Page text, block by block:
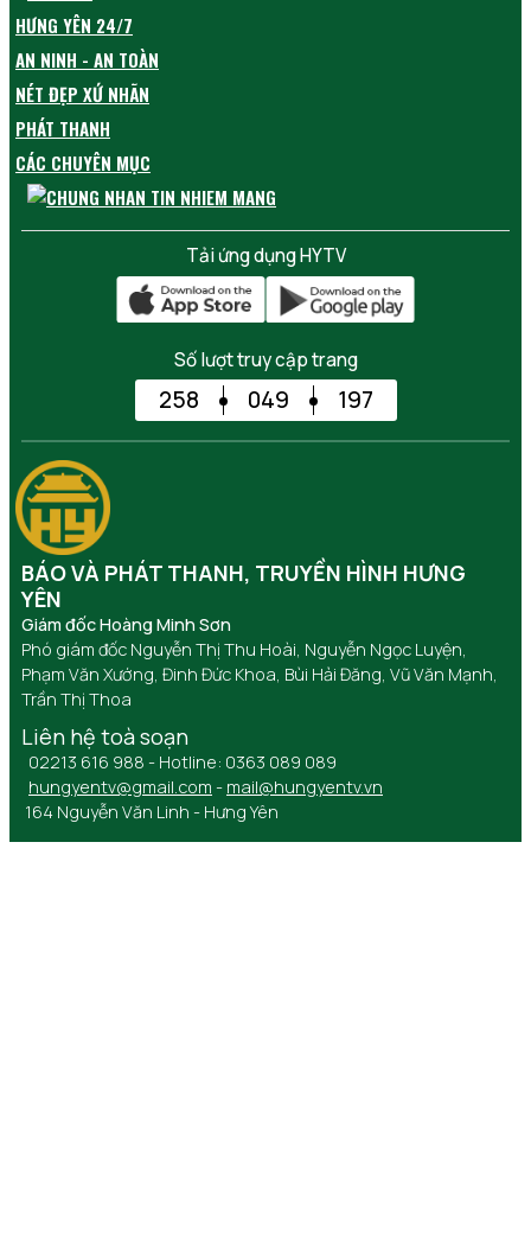
HƯNG YÊN 24/7
AN NINH - AN TOÀN
NÉT ĐẸP XỨ NHÃN
PHÁT THANH
CÁC CHUYÊN MỤC
Tải ứng dụng HYTV
Số lượt truy cập trang
258 049 197
BÁO VÀ PHÁT THANH, TRUYỀN HÌNH HƯNG
YÊN
Giám đốc Hoàng Minh Sơn
Phó giám đốc Nguyễn Thị Thu Hoài, Nguyễn Ngọc Luyện,
Phạm Văn Xướng, Đinh Đức Khoa, Bùi Hải Đăng, Vũ Văn Mạnh,
Trần Thị Thoa
Liên hệ toà soạn
02213 616 988 - Hotline: 0363 089 089
hungyentv@gmail.com - mail@hungyentv.vn
164 Nguyễn Văn Linh - Hưng Yên